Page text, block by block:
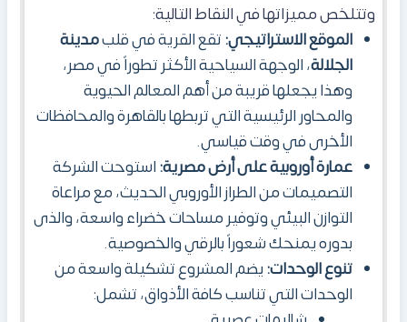
وتتلخص مميزاتها في النقاط التالية:
الموقع الاستراتيجي:تقع القرية في قلبمدينة
الجلالة، الوجهة السياحية الأكثر تطوراً في مصر،
وهذا يجعلها قريبة من أهم المعالم الحيوية
والمحاور الرئيسية التي تربطها بالقاهرة والمحافظات
الأخرى في وقت قياسي.
عمارة أوروبية على أرض مصرية:استوحت الشركة
التصميمات من الطراز الأوروبي الحديث، مع مراعاة
التوازن البيئي وتوفير مساحات خضراء واسعة، والذى
بدوره يمنحك شعوراً بالرقي والخصوصية.
تنوع الوحدات:يضم المشروع تشكيلة واسعة من
الوحدات التي تناسب كافة الأذواق، تشمل: